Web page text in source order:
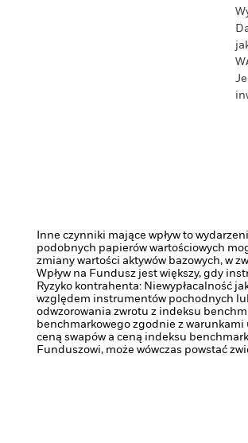
Inne czynniki mające wpływ to
podobnych papierów wartościowych
zmiany wartości aktywów bazowych, w
Wpływ na Fundusz jest większy, gdy
Ryzyko kontrahenta: Niewypłacalność
względem instrumentów pochodnych
odwzorowania zwrotu z indeksu
benchmarkowego zgodnie z warunkami
ceną swapów a ceną indeksu
Funduszowi, może wówczas powstać